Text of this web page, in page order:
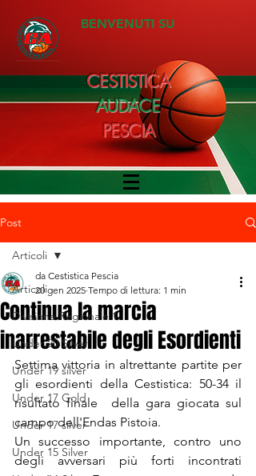
BENVENUTI SU
CESTISTICA
AUDACE
PESCIA
Post
Articoli
Divisione Regionale 1
Under 20 Silver
Under 19 silver
Under 17 Gold
Under 17 silver
Under 15 Silver
Articoli
Continua la marcia
inarrestabile degli Esordienti
da Cestistica Pescia
20 gen 2025 Tempo di lettura: 1 min
Settima vittoria in altrettante partite per
gli esordienti della Cestistica: 50-34 il
risultato finale  della gara giocata sul
campo dell'Endas Pistoia.
Un successo importante, contro uno
degli avversari più forti incontrati